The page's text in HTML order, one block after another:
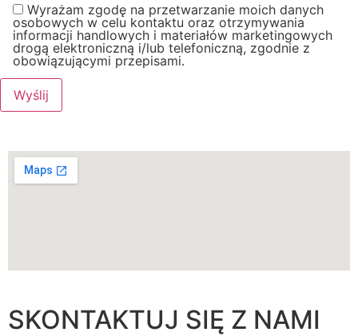
Wyrażam zgodę na przetwarzanie moich danych
osobowych w celu kontaktu oraz otrzymywania
informacji handlowych i materiałów marketingowych
drogą elektroniczną i/lub telefoniczną, zgodnie z
obowiązującymi przepisami.
SKONTAKTUJ SIĘ Z NAMI